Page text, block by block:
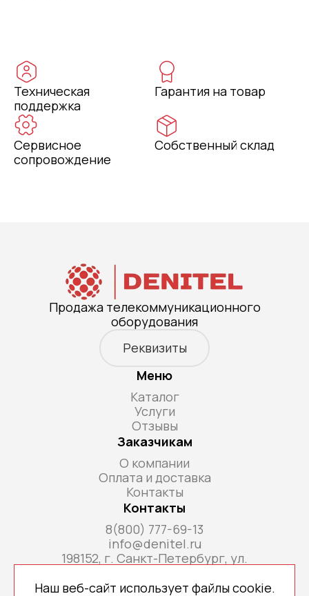
Техническая
поддержка
Гарантия на товар
Сервисное
сопровождение
Собственный склад
Продажа телекоммуникационного
оборудования
Реквизиты
Меню
Каталог
Услуги
Отзывы
Заказчикам
О компании
Оплата и доставка
Контакты
Контакты
8(800) 777-69-13
info@denitel.ru
198152, г. Санкт-Петербург, ул.
Н, ком. офис 213А
Наш веб-сайт использует файлы cookie.